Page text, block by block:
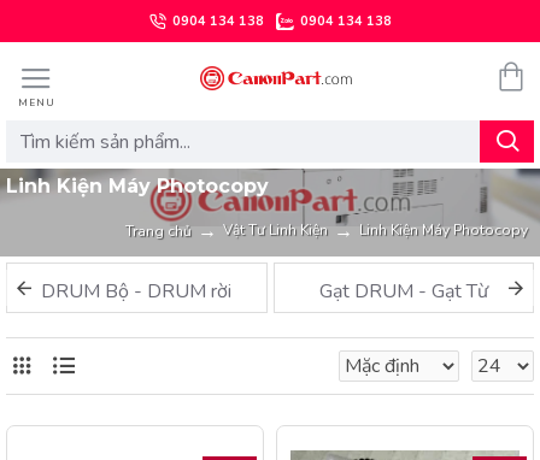
0904 134 138 0904 134 138
Trang chủ Vật Tư Linh Kiện Linh Kiện Máy Photocopy
Linh Kiện Máy Photocopy
DRUM Bộ - DRUM rời Gạt DRUM - Gạt Từ